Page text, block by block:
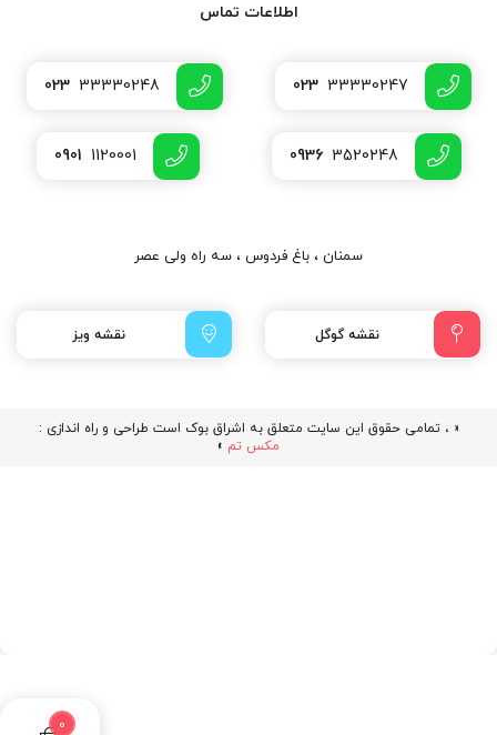
0
اطلاعات تماس
023 33330247
023 33330248
0936 3520248
0901 1120001
سمنان ، باغ فردوس ، سه راه ولی عصر
نقشه گوگل نقشه ویز
« ، تمامی حقوق این سایت متعلق به اشراق بوک است طراحی و راه اندازی :
مکس تم »